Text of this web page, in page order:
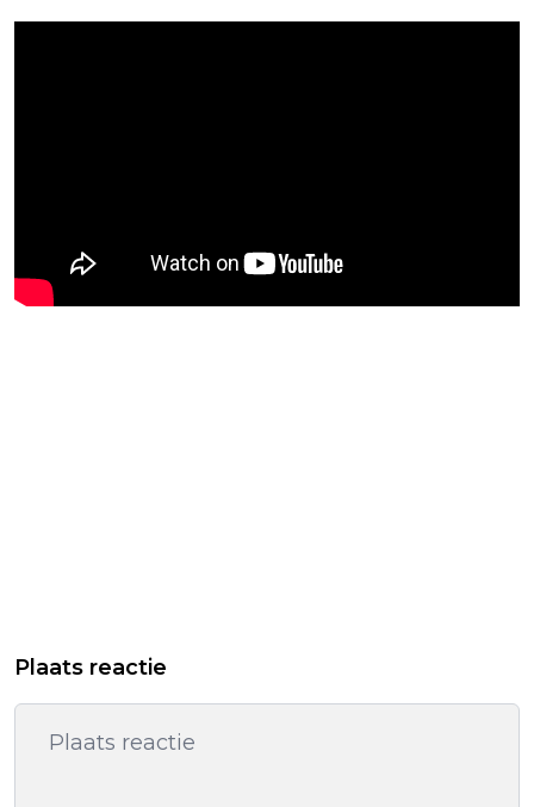
Plaats reactie